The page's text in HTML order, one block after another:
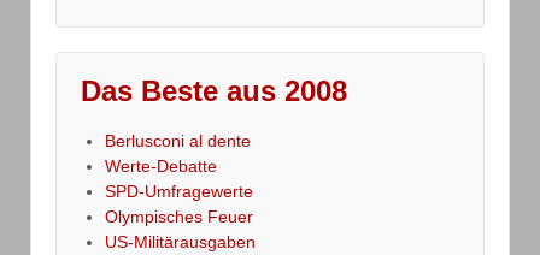
Das Beste aus 2008
Berlusconi al dente
Werte-Debatte
SPD-Umfragewerte
Olympisches Feuer
US-Militärausgaben